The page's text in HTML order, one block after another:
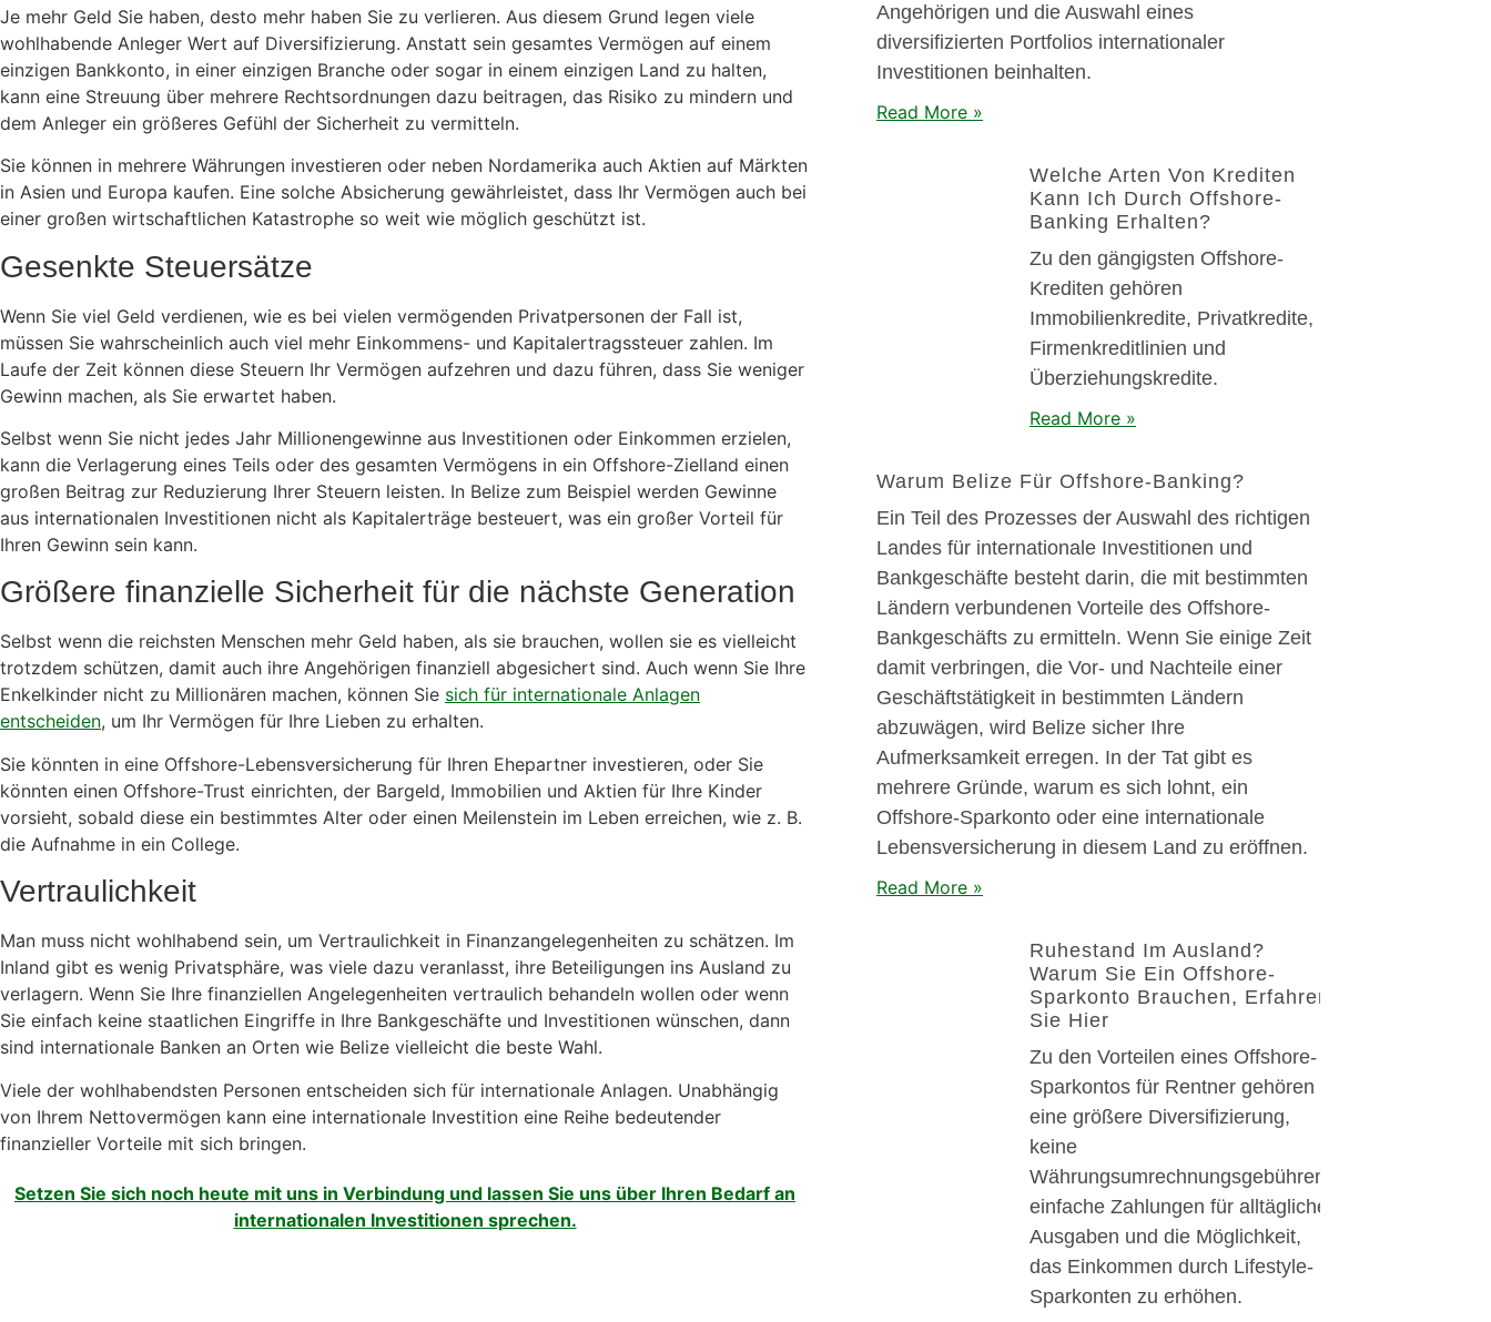
Je mehr Geld Sie haben, desto mehr haben Sie zu verlieren. Aus diesem Grund legen viele
wohlhabende Anleger Wert auf Diversifizierung. Anstatt sein gesamtes Vermögen auf einem
einzigen Bankkonto, in einer einzigen Branche oder sogar in einem einzigen Land zu halten,
kann eine Streuung über mehrere Rechtsordnungen dazu beitragen, das Risiko zu mindern und
dem Anleger ein größeres Gefühl der Sicherheit zu vermitteln.
Sie können in mehrere Währungen investieren oder neben Nordamerika auch Aktien auf Märkten
in Asien und Europa kaufen. Eine solche Absicherung gewährleistet, dass Ihr Vermögen auch bei
einer großen wirtschaftlichen Katastrophe so weit wie möglich geschützt ist.
Gesenkte Steuersätze
Wenn Sie viel Geld verdienen, wie es bei vielen vermögenden Privatpersonen der Fall ist,
müssen Sie wahrscheinlich auch viel mehr Einkommens- und Kapitalertragssteuer zahlen. Im
Laufe der Zeit können diese Steuern Ihr Vermögen aufzehren und dazu führen, dass Sie weniger
Gewinn machen, als Sie erwartet haben.
Selbst wenn Sie nicht jedes Jahr Millionengewinne aus Investitionen oder Einkommen erzielen,
kann die Verlagerung eines Teils oder des gesamten Vermögens in ein Offshore-Zielland einen
großen Beitrag zur Reduzierung Ihrer Steuern leisten. In Belize zum Beispiel werden Gewinne
aus internationalen Investitionen nicht als Kapitalerträge besteuert, was ein großer Vorteil für
Ihren Gewinn sein kann.
Größere finanzielle Sicherheit für die nächste Generation
Selbst wenn die reichsten Menschen mehr Geld haben, als sie brauchen, wollen sie es vielleicht
trotzdem schützen, damit auch ihre Angehörigen finanziell abgesichert sind. Auch wenn Sie Ihre
Enkelkinder nicht zu Millionären machen, können Sie sich für internationale Anlagen
entscheiden, um Ihr Vermögen für Ihre Lieben zu erhalten.
Sie könnten in eine Offshore-Lebensversicherung für Ihren Ehepartner investieren, oder Sie
könnten einen Offshore-Trust einrichten, der Bargeld, Immobilien und Aktien für Ihre Kinder
vorsieht, sobald diese ein bestimmtes Alter oder einen Meilenstein im Leben erreichen, wie z. B.
die Aufnahme in ein College.
Vertraulichkeit
Man muss nicht wohlhabend sein, um Vertraulichkeit in Finanzangelegenheiten zu schätzen. Im
Inland gibt es wenig Privatsphäre, was viele dazu veranlasst, ihre Beteiligungen ins Ausland zu
verlagern. Wenn Sie Ihre finanziellen Angelegenheiten vertraulich behandeln wollen oder wenn
Sie einfach keine staatlichen Eingriffe in Ihre Bankgeschäfte und Investitionen wünschen, dann
sind internationale Banken an Orten wie Belize vielleicht die beste Wahl.
Viele der wohlhabendsten Personen entscheiden sich für internationale Anlagen. Unabhängig
von Ihrem Nettovermögen kann eine internationale Investition eine Reihe bedeutender
finanzieller Vorteile mit sich bringen.
Setzen Sie sich noch heute mit uns in Verbindung und lassen Sie uns über Ihren Bedarf an
internationalen Investitionen sprechen.
Angehörigen und die Auswahl eines
diversifizierten Portfolios internationaler
Investitionen beinhalten.
Read More »
Welche Arten Von Krediten
Kann Ich Durch Offshore-
Banking Erhalten?
Zu den gängigsten Offshore-
Krediten gehören
Immobilienkredite, Privatkredite,
Firmenkreditlinien und
Überziehungskredite.
Read More »
Warum Belize Für Offshore-Banking?
Ein Teil des Prozesses der Auswahl des richtigen
Landes für internationale Investitionen und
Bankgeschäfte besteht darin, die mit bestimmten
Ländern verbundenen Vorteile des Offshore-
Bankgeschäfts zu ermitteln. Wenn Sie einige Zeit
damit verbringen, die Vor- und Nachteile einer
Geschäftstätigkeit in bestimmten Ländern
abzuwägen, wird Belize sicher Ihre
Aufmerksamkeit erregen. In der Tat gibt es
mehrere Gründe, warum es sich lohnt, ein
Offshore-Sparkonto oder eine internationale
Lebensversicherung in diesem Land zu eröffnen.
Read More »
Ruhestand Im Ausland?
Warum Sie Ein Offshore-
Sparkonto Brauchen, Erfahren
Sie Hier
Zu den Vorteilen eines Offshore-
Sparkontos für Rentner gehören
eine größere Diversifizierung,
keine
Währungsumrechnungsgebühren,
einfache Zahlungen für alltägliche
Ausgaben und die Möglichkeit,
das Einkommen durch Lifestyle-
Sparkonten zu erhöhen.